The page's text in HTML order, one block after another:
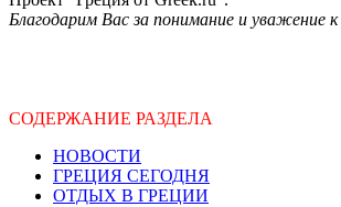
Благодарим Вас за понимание и уважение
СОДЕРЖАНИЕ РАЗДЕЛА
НОВОСТИ
ГРЕЦИЯ СЕГОДНЯ
ОТДЫХ В ГРЕЦИИ